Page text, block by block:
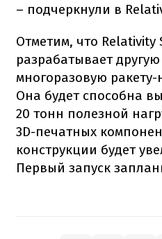
– подчеркнули в
Отметим, что Relativity
разрабатывает
многоразовую ракету-
Она будет способна
20 тонн полезной
3D-печатных
конструкции будет
Первый запуск